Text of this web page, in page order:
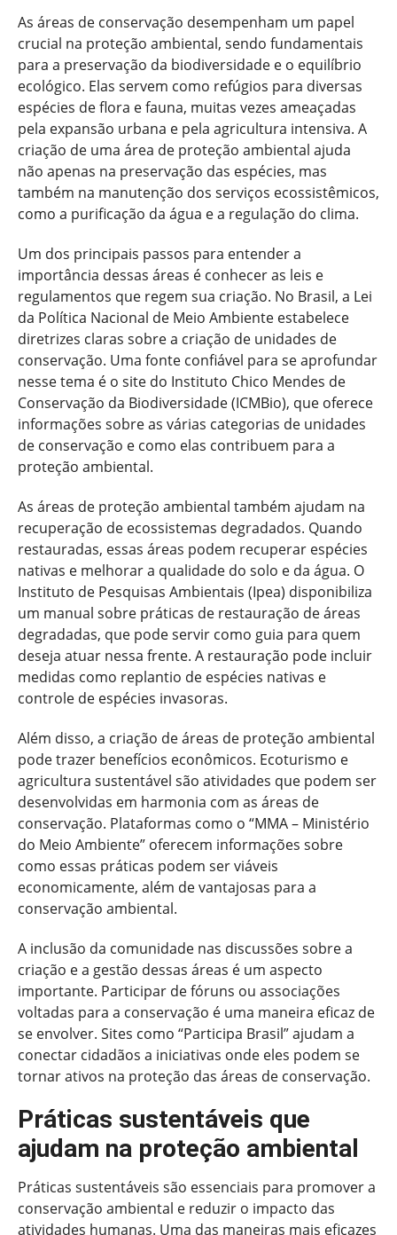
As áreas de conservação desempenham um papel
crucial na proteção ambiental, sendo fundamentais
para a preservação da biodiversidade e o equilíbrio
ecológico. Elas servem como refúgios para diversas
espécies de flora e fauna, muitas vezes ameaçadas
pela expansão urbana e pela agricultura intensiva. A
criação de uma área de proteção ambiental ajuda
não apenas na preservação das espécies, mas
também na manutenção dos serviços ecossistêmicos,
como a purificação da água e a regulação do clima.
Um dos principais passos para entender a
importância dessas áreas é conhecer as leis e
regulamentos que regem sua criação. No Brasil, a Lei
da Política Nacional de Meio Ambiente estabelece
diretrizes claras sobre a criação de unidades de
conservação. Uma fonte confiável para se aprofundar
nesse tema é o site do Instituto Chico Mendes de
Conservação da Biodiversidade (ICMBio), que oferece
informações sobre as várias categorias de unidades
de conservação e como elas contribuem para a
proteção ambiental.
As áreas de proteção ambiental também ajudam na
recuperação de ecossistemas degradados. Quando
restauradas, essas áreas podem recuperar espécies
nativas e melhorar a qualidade do solo e da água. O
Instituto de Pesquisas Ambientais (Ipea) disponibiliza
um manual sobre práticas de restauração de áreas
degradadas, que pode servir como guia para quem
deseja atuar nessa frente. A restauração pode incluir
medidas como replantio de espécies nativas e
controle de espécies invasoras.
Além disso, a criação de áreas de proteção ambiental
pode trazer benefícios econômicos. Ecoturismo e
agricultura sustentável são atividades que podem ser
desenvolvidas em harmonia com as áreas de
conservação. Plataformas como o “MMA – Ministério
do Meio Ambiente” oferecem informações sobre
como essas práticas podem ser viáveis
economicamente, além de vantajosas para a
conservação ambiental.
A inclusão da comunidade nas discussões sobre a
criação e a gestão dessas áreas é um aspecto
importante. Participar de fóruns ou associações
voltadas para a conservação é uma maneira eficaz de
se envolver. Sites como “Participa Brasil” ajudam a
conectar cidadãos a iniciativas onde eles podem se
tornar ativos na proteção das áreas de conservação.
Práticas sustentáveis que
ajudam na proteção ambiental
Práticas sustentáveis são essenciais para promover a
conservação ambiental e reduzir o impacto das
atividades humanas. Uma das maneiras mais eficazes